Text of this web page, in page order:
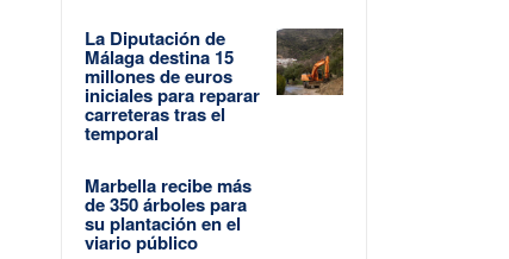
La Diputación de
Málaga destina 15
millones de euros
iniciales para reparar
carreteras tras el
temporal
Marbella recibe más
de 350 árboles para
su plantación en el
viario público